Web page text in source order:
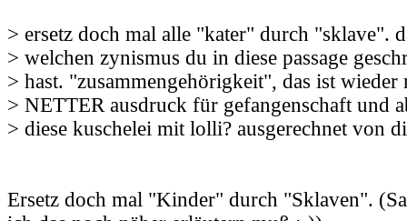
> ersetz doch mal alle "kater" durch "sklave".
> welchen zynismus du in diese passage
> hast. "zusammengehörigkeit", das ist wieder
> NETTER ausdruck für gefangenschaft und
> diese kuschelei mit lolli? ausgerechnet von
Ersetz doch mal "Kinder" durch "Sklaven".